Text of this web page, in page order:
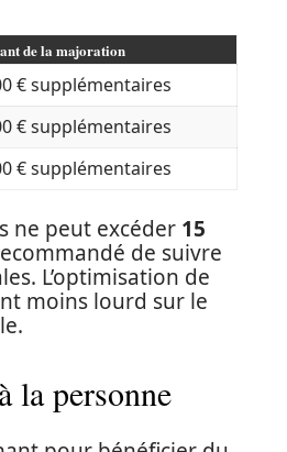
de la majoration
€ supplémentaires
€ supplémentaires
€ supplémentaires
ne peut excéder 15
de suivre
L’optimisation de
moins lourd sur le
la personne